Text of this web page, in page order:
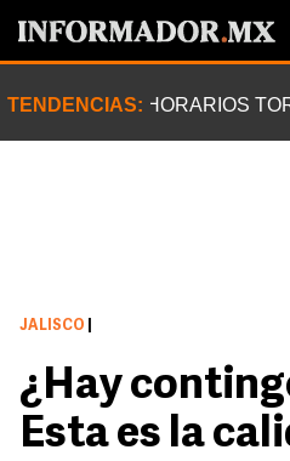
TENDENCIAS: HORARIOS
JALISCO
¿Hay
Esta es la